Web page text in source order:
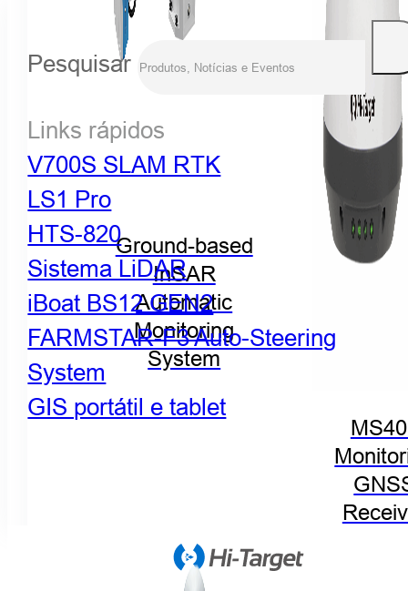
Ground-based
InSAR
Automatic
Monitoring
System
Pesquisar
Links rápidos
V700S SLAM RTK
LS1 Pro
HTS-820
Sistema LiDAR
iBoat BS12 GEN2
FARMSTAR-F3 Auto-Steering
System
GIS portátil e tablet